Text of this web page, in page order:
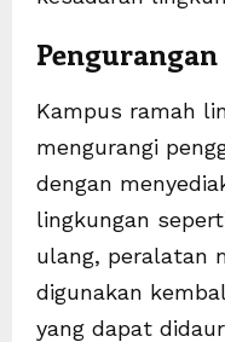
Kampus ramah
mengurangi
dengan
lingkungan
ulang, peralatan
digunakan
yang dapat